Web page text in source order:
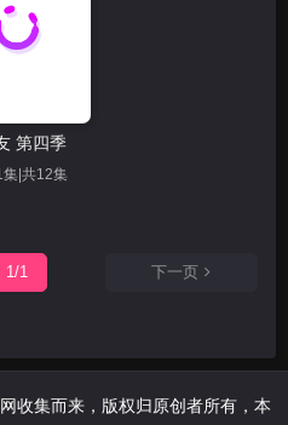
第四季
|共12集
1/1 下一页
收集而来，版权归原创者所有，本